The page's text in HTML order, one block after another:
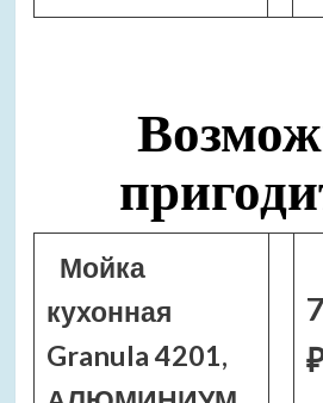
Мойка
кухонная
Granula 4201,